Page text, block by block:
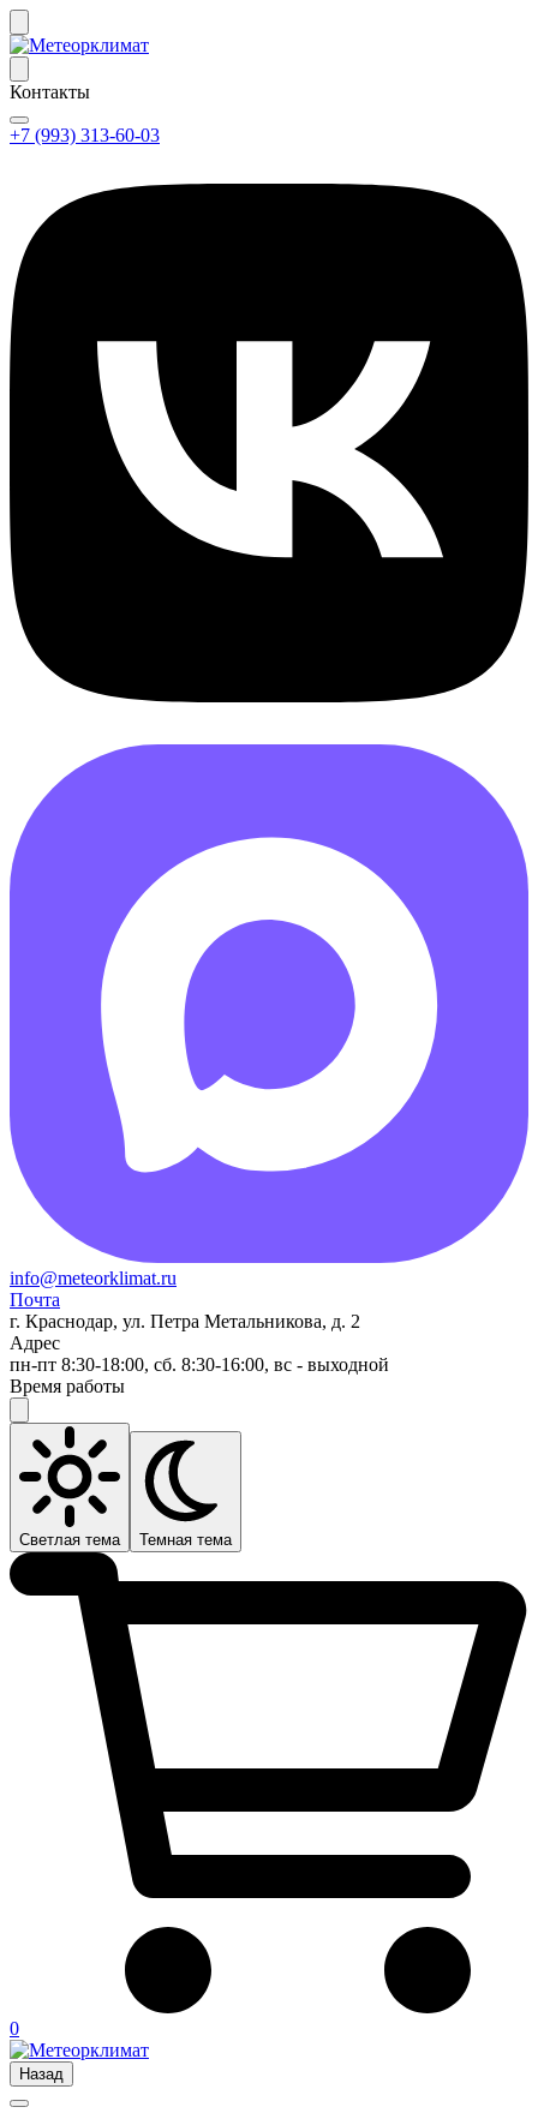
Контакты
+7 (993) 313-60-03
info@meteorklimat.ru
Почта
г. Краснодар, ул. Петра Метальникова, д. 2
Адрес
пн-пт 8:30-18:00, сб. 8:30-16:00, вс - выходной
Время работы
Светлая тема Темная тема
0
Назад